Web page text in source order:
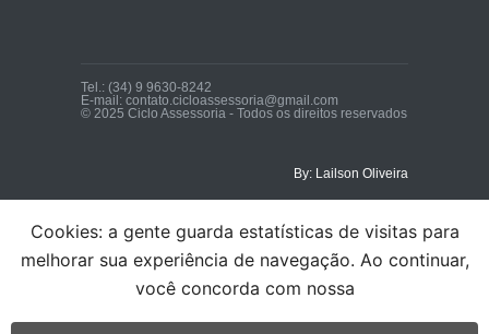
Tel.: (34) 9 9630-8242
E-mail: contato.cicloassessoria@gmail.com
© 2025 Ciclo Assessoria - Todos os direitos reservados
By: Lailson Oliveira
Cookies: a gente guarda estatísticas de visitas para
melhorar sua experiência de navegação. Ao continuar,
você concorda com nossa